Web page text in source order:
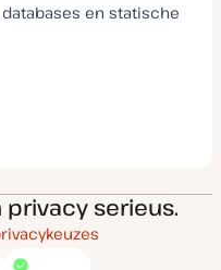
en statische
serieus.